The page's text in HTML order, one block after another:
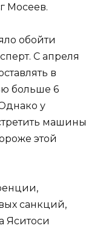
Мосеев.
обойти
С апреля
в
больше 6
у
машины
этой
санкций,
Яситоси